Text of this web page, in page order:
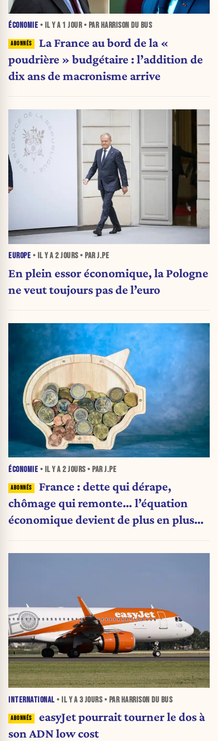
ÉCONOMIE • IL Y A 1 JOUR• PAR HARRISON DU BUS
La France au bord de la «
poudrière » budgétaire : l’addition de
dix ans de macronisme arrive
EUROPE • IL Y A 2 JOURS• PAR J.PE
En plein essor économique, la Pologne
ne veut toujours pas de l’euro
ÉCONOMIE • IL Y A 2 JOURS• PAR J.PE
France : dette qui dérape,
chômage qui remonte… l’équation
économique devient de plus en plus
INTERNATIONAL • IL Y A 3 JOURS• PAR HARRISON DU BUS
easyJet pourrait tourner le dos à
son ADN low cost